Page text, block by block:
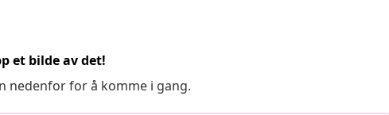
et bilde av det!
nedenfor for å komme i gang.